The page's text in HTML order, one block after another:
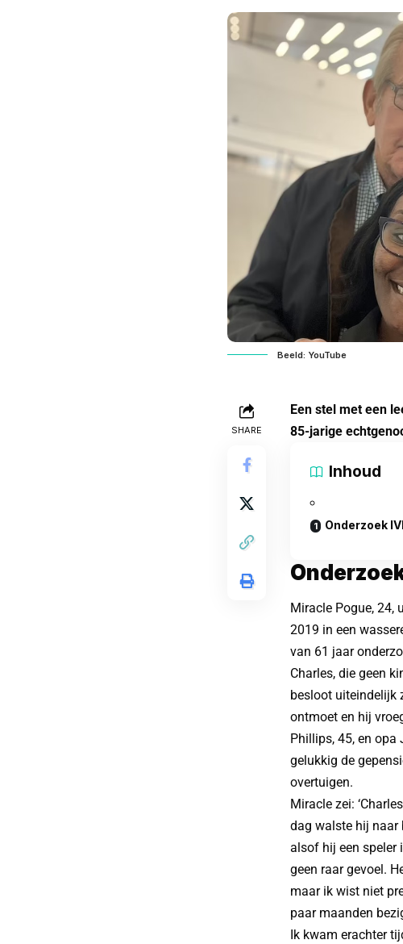
Beeld: YouTube
SHARE
Een stel met een
85-jarige
Inhoud
Onderzoek
Miracle Pogue, 24,
2019 in een
van 61 jaar
Charles, die geen
besloot uiteindelijk
ontmoet en hij
Phillips, 45, en
gelukkig de
overtuigen.
Miracle zei:
dag walste hij naar
alsof hij een speler
geen raar gevoel.
maar ik wist niet
paar maanden
Ik kwam erachter